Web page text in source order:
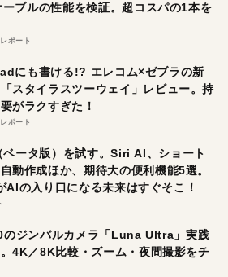
ブルの性能を検証。超コスパの1本を
レポート
にも書ける!? エレコム×ゼブラの新
スタイラスツーウェイ」レビュー。持
がラクすぎた！
レポート
ータ版）を試す。Siri AI、ショート
動作成ほか、期待大の便利機能5選。
の入り口になる未来はすぐそこ！
ジンバルカメラ「Luna Ultra」実践
4K／8K比較・ズーム・夜間撮影をチ